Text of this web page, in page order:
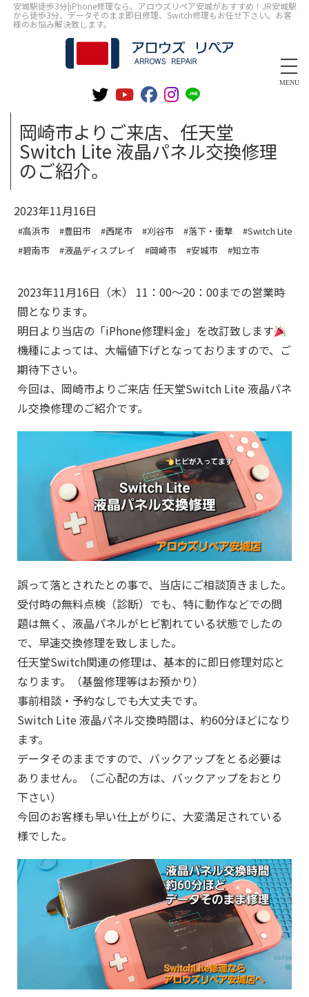
安城駅徒歩3分|iPhone修理なら、アロウズリペア安城がおすすめ！JR安城駅
から徒歩3分、データそのまま即日修理、Switch修理もお任せ下さい。お客
様のお悩み解決致します。
MENU
岡崎市よりご来店、任天堂
Switch Lite 液晶パネル交換修理
のご紹介。
2023年11月16日
#高浜市 #豊田市 #西尾市 #刈谷市 #落下・衝撃
#Switch Lite
#碧南市
#液晶ディスプレイ #岡崎市 #安城市 #知立市
2023年11月16日（木） 11：00～20：00までの営業時
間となります。
明日より当店の「iPhone修理料金」を改訂致します
機種によっては、大幅値下げとなっておりますので、ご
期待下さい。
今回は、岡崎市よりご来店 任天堂Switch Lite 液晶パネ
ル交換修理のご紹介です。
誤って落とされたとの事で、当店にご相談頂きました。
受付時の無料点検（診断）でも、特に動作などでの問
題は無く、液晶パネルがヒビ割れている状態でしたの
で、早速交換修理を致しました。
任天堂Switch関連の修理は、基本的に即日修理対応と
なります。（基盤修理等はお預かり）
事前相談・予約なしでも大丈夫です。
Switch Lite 液晶パネル交換時間は、約60分ほどになり
ます。
データそのままですので、バックアップをとる必要は
ありません。（ご心配の方は、バックアップをおとり
下さい）
今回のお客様も早い仕上がりに、大変満足されている
様でした。